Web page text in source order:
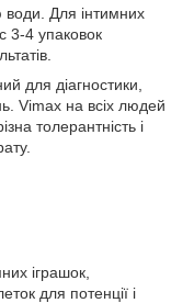
Для інтимних
3-4 упаковок
для діагностики,
Vimax на всіх людей
толерантність і
іграшок,
для потенції і